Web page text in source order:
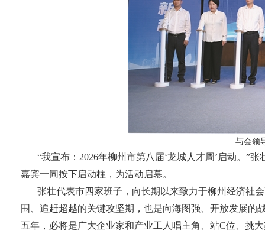
与会领
“我宣布：2026年柳州市第八届‘龙城人才周’启动。”
嘉宾一同按下启动柱，为活动启幕。
张壮代表市四家班子，向长期以来致力于柳州经济社
围、追赶超越的关键攻坚期，也是向海图强、开放发展的
五年，必将是广大企业家和产业工人唱主角、站C位、挑